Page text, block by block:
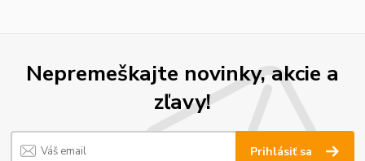
Nepremeškajte novinky, akcie a
zľavy!
Prihlásiť sa